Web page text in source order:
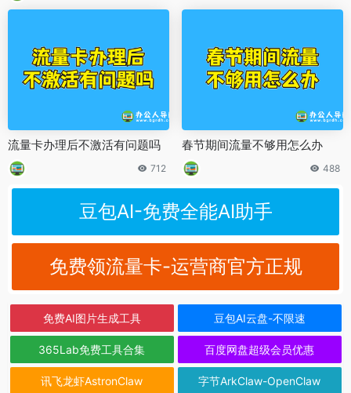
流量卡办理后不激活有问题吗
712
春节期间流量不够用怎么办
488
豆包AI-免费全能AI助手
免费领流量卡-运营商官方正规
免费AI图片生成工具 豆包AI云盘-不限速
365Lab免费工具合集 百度网盘超级会员优惠
讯飞龙虾AstronClaw 字节ArkClaw-OpenClaw